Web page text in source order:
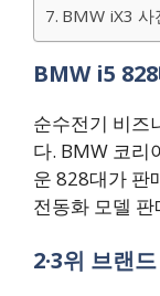
BMW iX3 사
BMW i5
순수전기 비즈
다. BMW 코리
운 828대가 판
전동화 모델
2·3위 브랜